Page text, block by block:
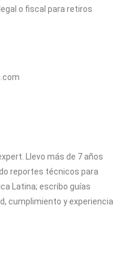
o fiscal para retiros
Llevo más de 7 años
reportes técnicos para
Latina; escribo guías
cumplimiento y experiencia